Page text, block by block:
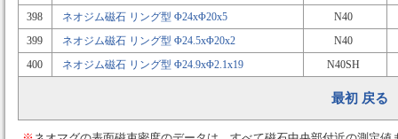
398
ネオジム磁石 リング型 Φ24xΦ20x5
N40
399
ネオジム磁石 リング型 Φ24.5xΦ20x2
N40
400
ネオジム磁石 リング型 Φ24.9xΦ2.1x19 N40SH
最初 戻る